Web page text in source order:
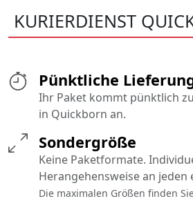
KURIERDIENST
Pünktliche
Ihr Paket kommt pünktlich
in Quickborn an.
Sondergröße
Keine Paketformate.
Herangehensweise an jeden
Die maximalen Größen finden